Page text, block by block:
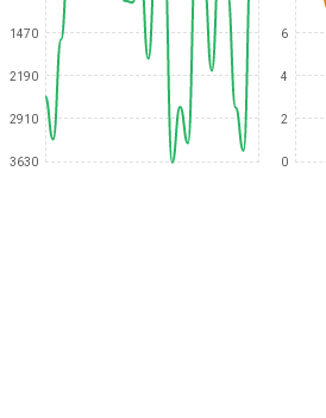
1470
2190
2910
3630
6
4
2
0